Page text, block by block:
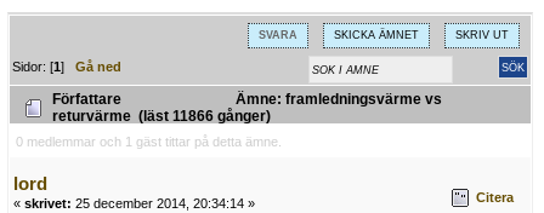
SVARA SKICKA ÄMNET SKRIV UT
Sidor: [1]Gå ned
Författare
Ämne: framledningsvärme vs
returvärme (läst 11866 gånger)
0 medlemmar och 1 gäst tittar på detta ämne.
lord
« skrivet: 25 december 2014, 20:34:14 » Citera